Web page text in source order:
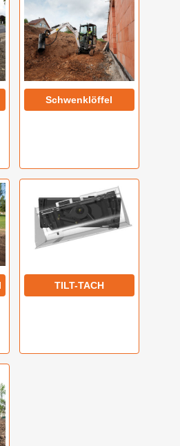
Schwenklöffel
TILT-TACH